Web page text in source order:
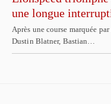
une longue
Après une course marquée
Dustin Blatner, Bastian…